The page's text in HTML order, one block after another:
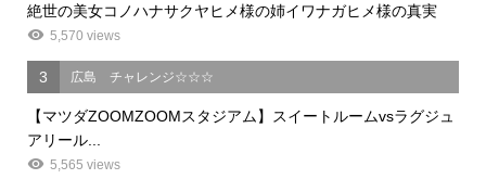
絶世の美女コノハナサクヤヒメ様の姉イワナガヒメ様の真実
5,570 views
3 広島 チャレンジ☆☆☆
【マツダZOOMZOOMスタジアム】スイートルームvsラグジュ
アリール...
5,565 views